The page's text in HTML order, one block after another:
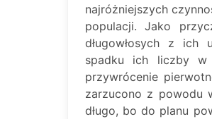
najróżniejszych
populacji. Jako
długowłosych z ich
spadku ich liczby w
przywrócenie
zarzucono z powodu
długo, bo do planu